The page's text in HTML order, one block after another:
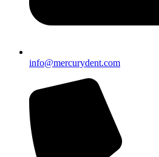
info@mercurydent.com